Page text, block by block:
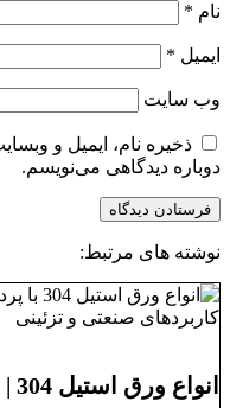
نام *
ایمیل *
وب‌ سایت
ذخیره نام، ایمیل و
دوباره دیدگاهی می‌نویسم.
نوشته های مرتبط:
انواع ورق استیل 304 | بررسی مشخصات، کاربردها